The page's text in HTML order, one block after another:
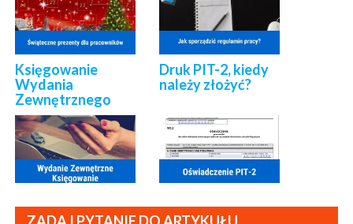
Księgowanie
Wydania
Zewnętrznego
Druk PIT-2, kiedy
należy złożyć?